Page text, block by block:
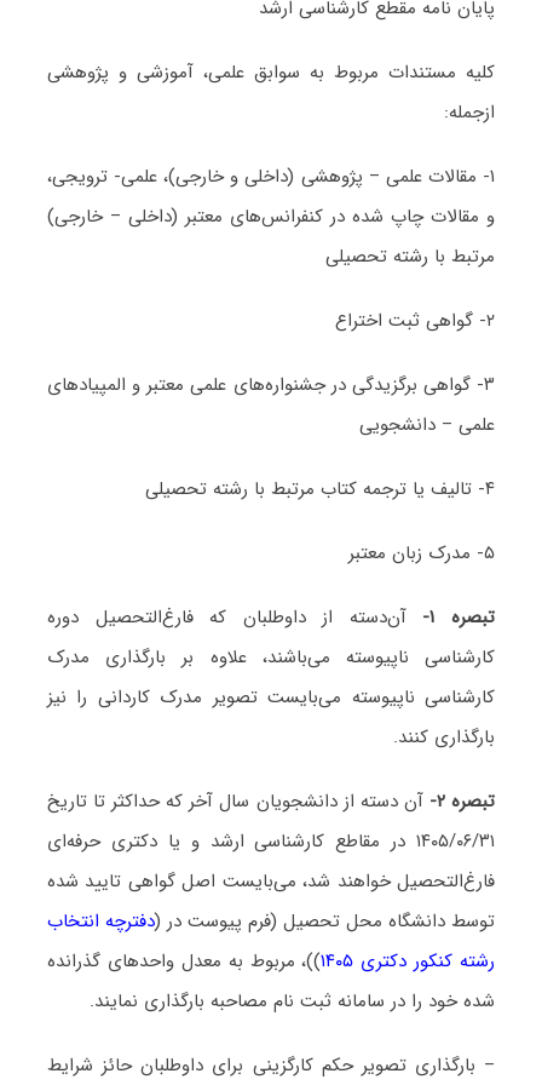
پایان نامه مقطع کارشناسی ارشد
کلیه مستندات مربوط به سوابق علمی، آموزشی و پژوهشی
ازجمله:
۱- مقالات علمی – پژوهشی (داخلی و خارجی)، علمی- ترویجی،
و مقالات چاپ شده در کنفرانس‌های معتبر (داخلی – خارجی)
مرتبط با رشته تحصیلی
۲- گواهی ثبت اختراع
۳- گواهی برگزیدگی در جشنواره‌های علمی معتبر و المپیادهای
علمی – دانشجویی
۴- تالیف یا ترجمه کتاب مرتبط با رشته تحصیلی
۵- مدرک زبان معتبر
تبصره ۱-
آن‌دسته از داوطلبان که فارغ‌التحصیل دوره
کارشناسی ناپیوسته می‌باشند، علاوه بر بارگذاری مدرک
کارشناسی ناپیوسته می‌بایست تصویر مدرک کاردانی را نیز
بارگذاری کنند.
تبصره ۲-
آن دسته از دانشجویان سال آخر که حداکثر تا تاریخ
۱۴۰۵/۰۶/۳۱ در مقاطع کارشناسی ارشد و یا دکتری حرفه‌ای
فارغ‌التحصیل خواهند شد، می‌بایست اصل گواهی تایید شده
توسط دانشگاه محل تحصیل (فرم پیوست در (دفترچه انتخاب
رشته کنکور دکتری ۱۴۰۵
))، مربوط به معدل واحدهای گذرانده
شده خود را در سامانه ثبت نام مصاحبه بارگذاری نمایند.
– بارگذاری تصویر حکم کارگزینی برای داوطلبان حائز شرایط